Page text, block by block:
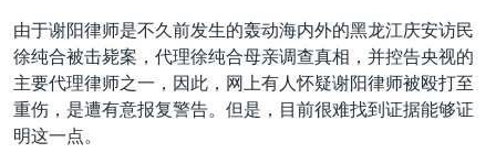
由于谢阳律师是不久前发生的轰动海内外的黑龙江庆安访民
徐纯合被击毙案，代理徐纯合母亲调查真相，并控告央视的
主要代理律师之一，因此，网上有人怀疑谢阳律师被殴打至
重伤，是遭有意报复警告。但是，目前很难找到证据能够证
明这一点。